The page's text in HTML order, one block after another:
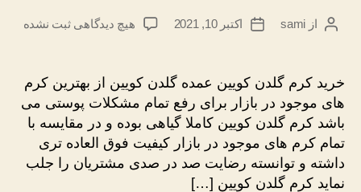
نویسندهٔ
از sami
تاریخاکتبر 10, 2021 هیچ دیدگاهیبرای
گلدن
کویین
عمده
اصل
ثبت نشده
خرید کرم گلدن کویین عمده گلدن کویین از بهترین کرم
های موجود در بازار برای رفع تمام مشکلات پوستی می
باشد کرم گلدن کویین کاملا گیاهی بوده و در مقایسه با
تمام کرم های موجود در بازار کیفیت فوق العاده تری
داشته و توانسته رضایت صد در صدی مشتریان را جلب
نماید کرم گلدن کویین […]